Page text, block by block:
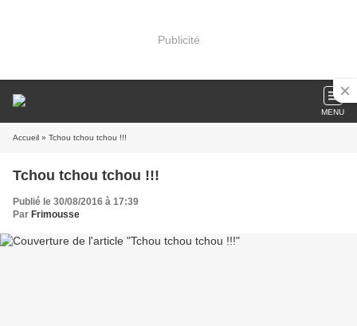
Publicité
MENU
Accueil » Tchou tchou tchou !!!
Tchou tchou tchou !!!
Publié le 30/08/2016 à 17:39
Par Frimousse